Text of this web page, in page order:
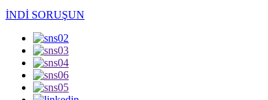
İNDİ SORUŞUN